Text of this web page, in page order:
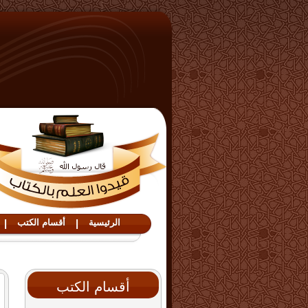
الرئيسية | أقسام الكتب |
أقسام الكتب